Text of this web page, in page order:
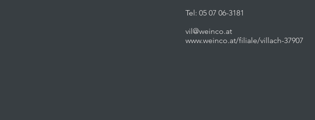
Tel: 05 07 06-3181
vil@weinco.at
www.weinco.at/filiale/villach-37907